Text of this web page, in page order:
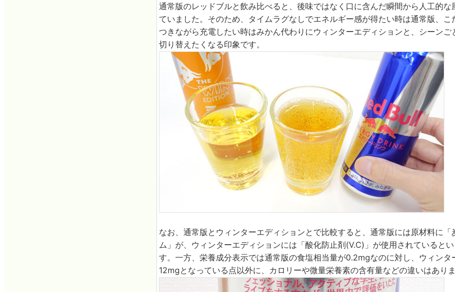
通常版のレッドブルと飲み比べると、後味ではなく口に含んだ瞬間から人工的な
ていました。そのため、タイムラグなしでエネルギー感が得たい時は通常版、こ
つきながら充電したい時はみかん代わりにウィンターエディションと、シーンご
切り替えたくなる印象です。
なお、通常版とウィンターエディションとで比較すると、通常版には原材料に「
ム」が、ウィンターエディションには「酸化防止剤(V.C)」が使用されていると
す。一方、栄養成分表示では通常版の食塩相当量が0.2mgなのに対し、ウィンタ
12mgとなっている点以外に、カロリーや微量栄養素の含有量などの違いはあり